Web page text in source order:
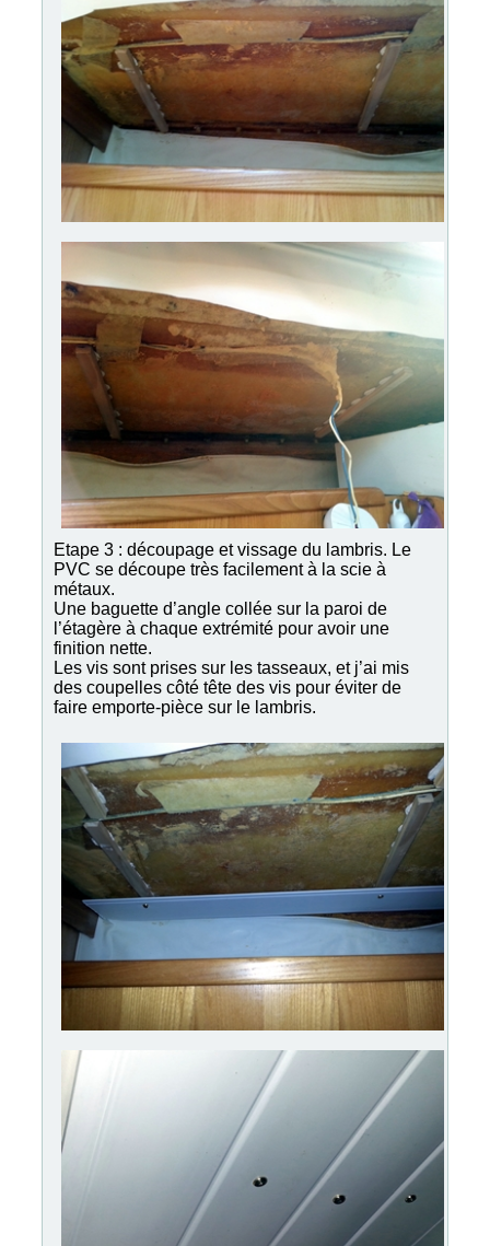
Etape 3 : découpage et vissage du lambris. Le
PVC se découpe très facilement à la scie à
métaux.
Une baguette d’angle collée sur la paroi de
l’étagère à chaque extrémité pour avoir une
finition nette.
Les vis sont prises sur les tasseaux, et j’ai mis
des coupelles côté tête des vis pour éviter de
faire emporte-pièce sur le lambris.